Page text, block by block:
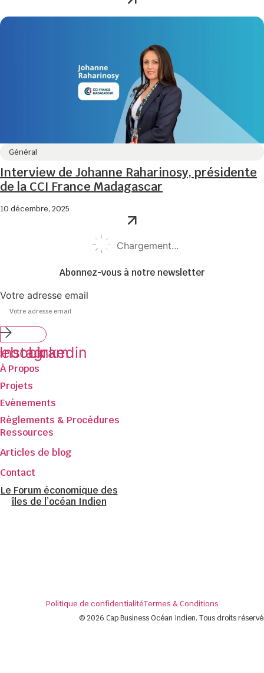
Général
Interview de Johanne Raharinosy, présidente
de la CCI France Madagascar
10 décembre, 2025
Chargement...
Abonnez-vous à notre newsletter
Votre adresse email
Submit
Linkedin
À Propos
Projets
Evènements
Règlements & Procédures
Ressources
Articles de blog
Contact
Le Forum économique des
îles de l’océan Indien
Politique de confidentialitéTermes & Conditions
© 2026 Cap Business Océan Indien. Tous droits